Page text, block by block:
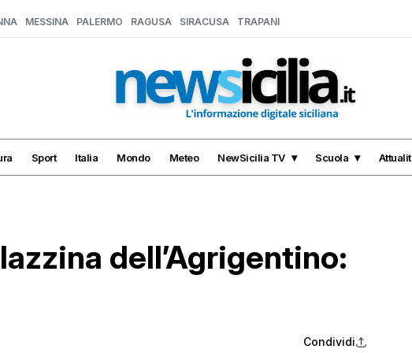
MESSINA PALERMO RAGUSA SIRACUSA TRAPANI
Sport Italia Mondo Meteo NewSicilia TV Scuola
dell’Agrigentino:
Condividi